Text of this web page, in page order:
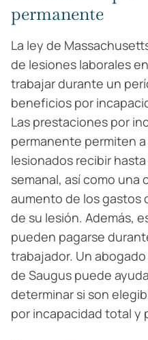
permanente
La ley de
de lesiones laborales
trabajar durante un
beneficios por
Las prestaciones por
permanente permiten
lesionados recibir
semanal, así como una
aumento de los gastos
de su lesión. Además,
pueden pagarse
trabajador. Un
de Saugus puede
determinar si son
por incapacidad total y